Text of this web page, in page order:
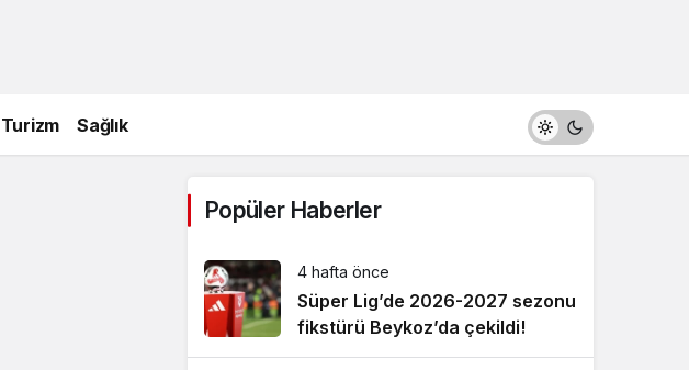
Turizm Sağlık
Popüler Haberler
4 hafta önce
Süper Lig’de 2026-2027 sezonu
fikstürü Beykoz’da çekildi!